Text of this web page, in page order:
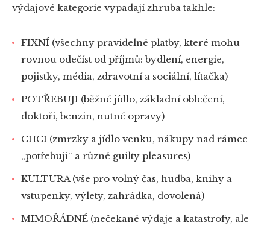
výdajové kategorie vypadají zhruba takhle:
FIXNÍ (všechny pravidelné platby, které mohu
rovnou odečíst od příjmů: bydlení, energie,
pojistky, média, zdravotní a sociální, lítačka)
POTŘEBUJI (běžné jídlo, základní oblečení,
doktoři, benzin, nutné opravy)
CHCI (zmrzky a jídlo venku, nákupy nad rámec
„potřebuji“ a různé guilty pleasures)
KULTURA (vše pro volný čas, hudba, knihy a
vstupenky, výlety, zahrádka, dovolená)
MIMOŘÁDNÉ (nečekané výdaje a katastrofy, ale